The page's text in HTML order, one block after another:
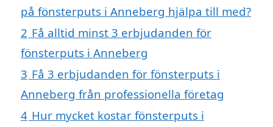
på fönsterputs i Anneberg hjälpa till med?
2 Få alltid minst 3 erbjudanden för
fönsterputs i Anneberg
3 Få 3 erbjudanden för fönsterputs i
Anneberg från professionella företag
4 Hur mycket kostar fönsterputs i